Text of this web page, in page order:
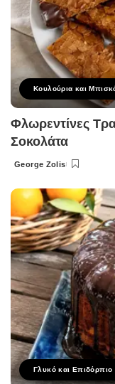
Κουλούρια και
Φλωρεντίνες
Σοκολάτα
Posted
George Zolis
Γλυκό και Επιδόρπιο